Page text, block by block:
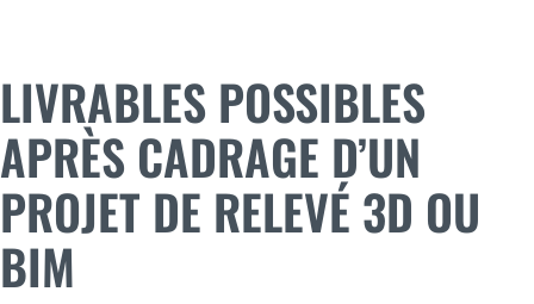
LIVRABLES POSSIBLES
APRÈS CADRAGE D’UN
PROJET DE RELEVÉ 3D OU
BIM